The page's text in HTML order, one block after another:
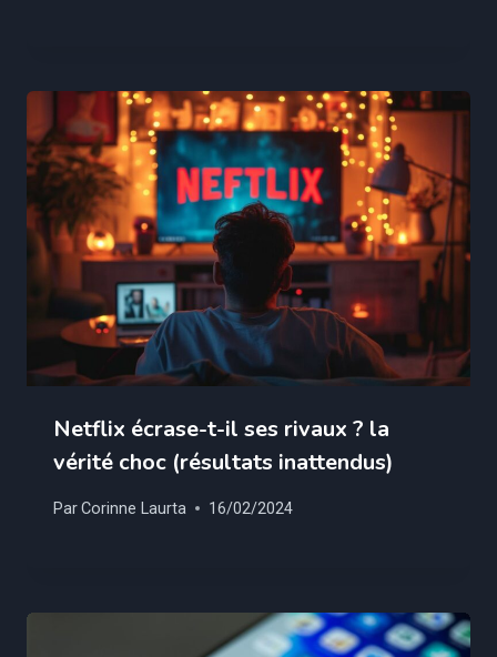
Netflix écrase-t-il ses rivaux ? la
vérité choc (résultats inattendus)
ParCorinne Laurta 16/02/2024